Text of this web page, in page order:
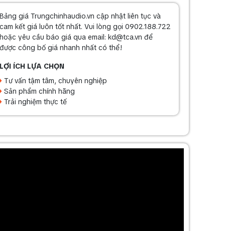
Bảng giá Trungchinhaudio.vn cập nhật liên tục và
cam kết giá luôn tốt nhất. Vui lòng gọi 0902.188.722
hoặc yêu cầu báo giá qua email: kd@tca.vn để
được công bố giá nhanh nhất có thể!
LỢI ÍCH LỰA CHỌN
Tư vấn tậm tâm, chuyên nghiệp
Sản phẩm chính hãng
Trải nghiệm thực tế